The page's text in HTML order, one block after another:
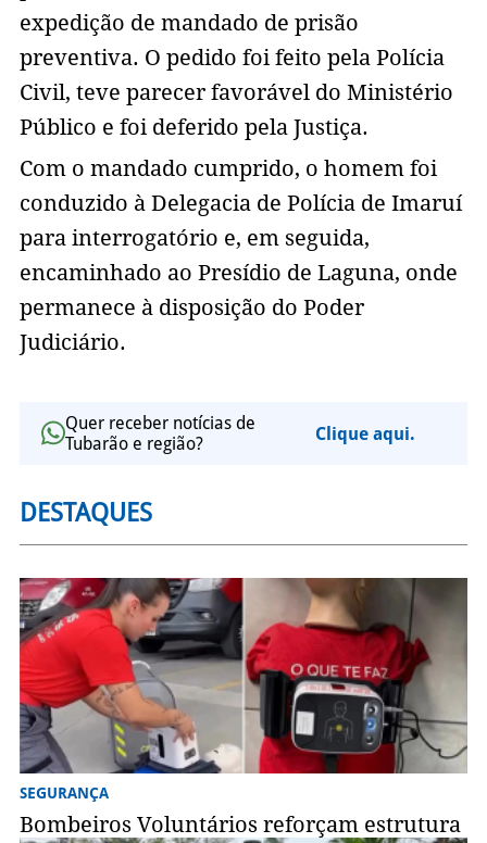
expedição de mandado de prisão
preventiva. O pedido foi feito pela Polícia
Civil, teve parecer favorável do Ministério
Público e foi deferido pela Justiça.
Com o mandado cumprido, o homem foi
conduzido à Delegacia de Polícia de Imaruí
para interrogatório e, em seguida,
encaminhado ao Presídio de Laguna, onde
permanece à disposição do Poder
Judiciário.
Quer receber notícias de
Tubarão e região?
Clique aqui.
DESTAQUES
SEGURANÇA
Bombeiros Voluntários reforçam estrutura